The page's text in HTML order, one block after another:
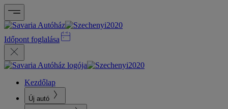
Időpont foglalása
Kezdőlap
Új autó